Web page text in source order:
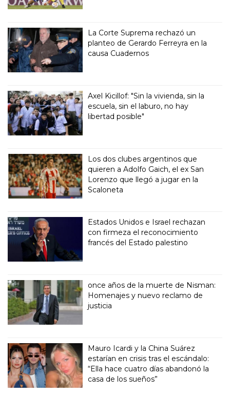
La Corte Suprema rechazó un
planteo de Gerardo Ferreyra en la
causa Cuadernos
Axel Kicillof: "Sin la vivienda, sin la
escuela, sin el laburo, no hay
libertad posible"
Los dos clubes argentinos que
quieren a Adolfo Gaich, el ex San
Lorenzo que llegó a jugar en la
Scaloneta
Estados Unidos e Israel rechazan
con firmeza el reconocimiento
francés del Estado palestino
once años de la muerte de Nisman:
Homenajes y nuevo reclamo de
justicia
Mauro Icardi y la China Suárez
estarían en crisis tras el escándalo:
“Ella hace cuatro días abandonó la
casa de los sueños”